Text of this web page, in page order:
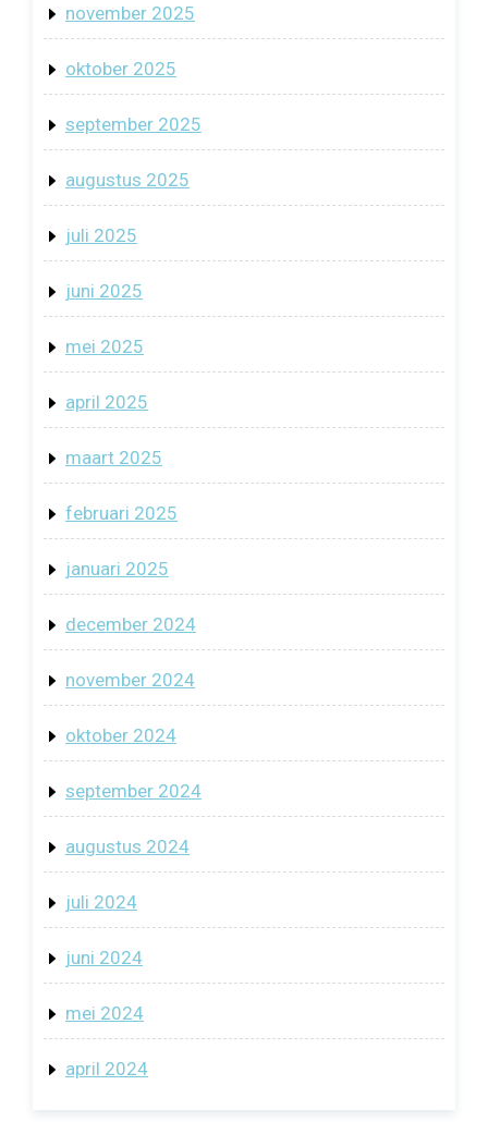
november 2025
oktober 2025
september 2025
augustus 2025
juli 2025
juni 2025
mei 2025
april 2025
maart 2025
februari 2025
januari 2025
december 2024
november 2024
oktober 2024
september 2024
augustus 2024
juli 2024
juni 2024
mei 2024
april 2024